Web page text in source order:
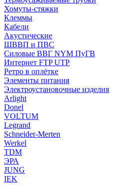
Хомуты-стяжки
Клеммы
Кабели
Акустические
ШВВП и ПВС
Силовые ВВГ NYM ПуГВ
Интернет FTP UTP
Ретро в оплётке
Элементы питания
Электроустановочные изделия
Arlight
Donel
VOLTUM
Legrand
Schneider-Merten
Werkel
TDM
ЭРА
JUNG
IEK